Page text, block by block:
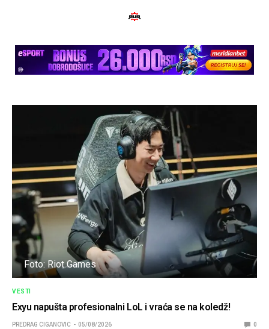
Foto: Riot Games
VESTI
Exyu napušta profesionalni LoL i vraća se na koledž!
PREDRAG CIGANOVIC 05/08/2026 0